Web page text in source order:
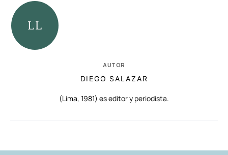
AUTOR
DIEGO SALAZAR
(Lima, 1981) es editor y periodista.